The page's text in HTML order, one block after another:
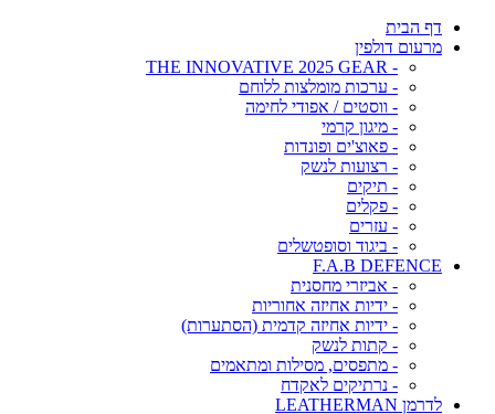
דף הבית
מרעום דולפין
- THE INNOVATIVE 2025 GEAR
- ערכות מומלצות ללוחם
- ווסטים / אפודי לחימה
- מיגון קרמי
- פאוצ'ים ופונדות
- רצועות לנשק
- תיקים
- פקלים
- עזרים
- ביגוד וסופטשלים
F.A.B DEFENCE
- אביזרי מחסנית
- ידיות אחיזה אחוריות
- ידיות אחיזה קדמית (הסתערות)
- קתות לנשק
- מתפסים, מסילות ומתאמים
- נרתיקים לאקדח
לדרמן LEATHERMAN